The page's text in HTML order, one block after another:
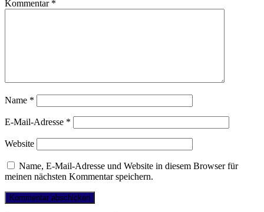
Kommentar *
Name *
E-Mail-Adresse *
Website
Name, E-Mail-Adresse und Website in diesem Browser für
meinen nächsten Kommentar speichern.